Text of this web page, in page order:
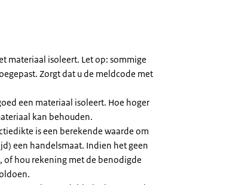
materiaal isoleert. Let op: sommige
Zorgt dat u de meldcode met
een materiaal isoleert. Hoe hoger
kan behouden.
is een berekende waarde om
een handelsmaat. Indien het geen
of hou rekening met de benodigde